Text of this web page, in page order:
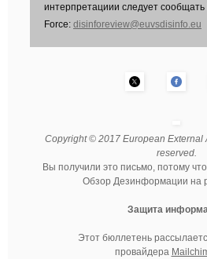
интерпретациии следует сообщать
Force: disinforeview@euvsdisinfo.eu
Copyright © 2017 European External
reserved.
Вы получили это письмо, потому
Обзор Дезинформации на
Защита
Этот бюллетень
провайдера